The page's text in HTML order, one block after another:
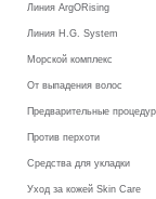
Линия ArgORising
Линия H.G. System
Морской комплекс
От выпадения волос
Предварительные
Против перхоти
Средства для укладки
Уход за кожей Skin Care